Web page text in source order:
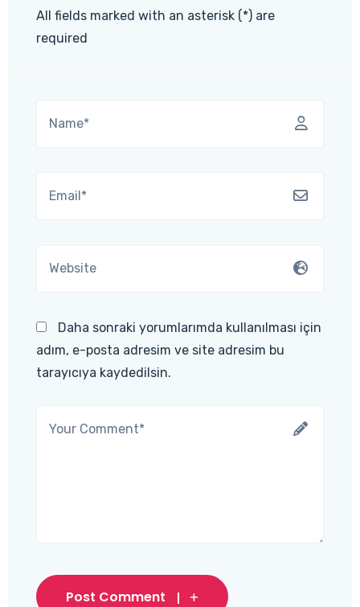
All fields marked with an asterisk (*) are
required
Daha sonraki yorumlarımda kullanılması için
adım, e-posta adresim ve site adresim bu
tarayıcıya kaydedilsin.
Post Comment